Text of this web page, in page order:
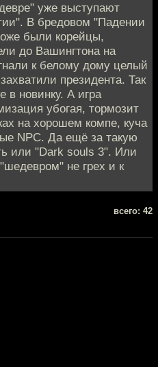
уже выступают
В бредовом "Падении
были корейцы,
до Вашингтона на
к белому дому целый
президента. Так
в новинку. А игра
убогая, тормозит
на хорошем компе, куча
NPC. Да ещё за такую
или "Dark souls 3". Или
не грех и к
всего: 42